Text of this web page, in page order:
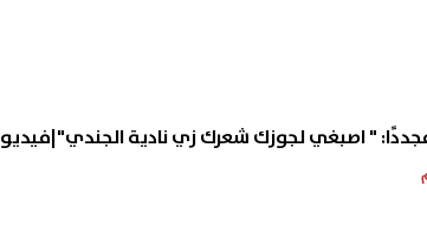
" اصبغي لجوزك شعرك زي نادية الجندي"|فيديو